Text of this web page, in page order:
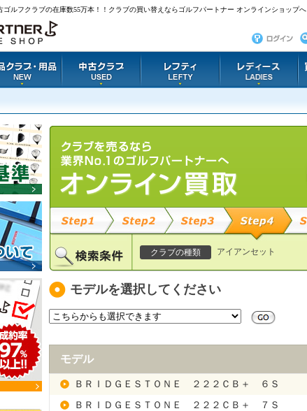
ルフクラブの在庫数55万本！！クラブの買い替えならゴルフパートナー オンラインショップへ
クラブの種類 アイアンセット
モデルを選択してください
モデル
ＢＲＩＤＧＥＳＴＯＮＥ ２２２ＣＢ＋ ６Ｓ
ＢＲＩＤＧＥＳＴＯＮＥ ２２２ＣＢ＋ ７Ｓ